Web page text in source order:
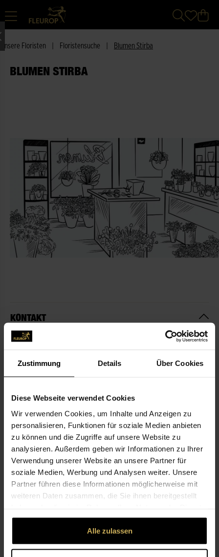
Zustimmung Details Über Cookies
Diese Webseite verwendet Cookies
Wir verwenden Cookies, um Inhalte und Anzeigen zu
personalisieren, Funktionen für soziale Medien anbieten
zu können und die Zugriffe auf unsere Website zu
analysieren. Außerdem geben wir Informationen zu Ihrer
Verwendung unserer Website an unsere Partner für
soziale Medien, Werbung und Analysen weiter. Unsere
Partner führen diese Informationen möglicherweise mit
weiteren Daten zusammen, die Sie ihnen bereitgestellt
gesammelt haben.
Alle zulassen
Unsere Floristen Floristensuche Blumen Stirba
BLUMEN STIRBA
KONTAKT
Blumen Stirba
Etzmattenstr. 6
07664-962 00 46
07664-962 00 45
info@blumen-stirba.de
ÖFFNUNGSZEITEN
NICHT LIEFERBEREIT